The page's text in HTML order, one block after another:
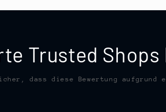
Trusted
dass diese Bewertung aufgrund